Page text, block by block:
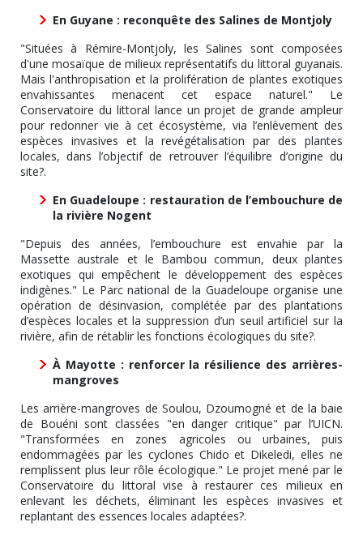
En Guyane : reconquête des Salines de Montjoly
"Situées à Rémire-Montjoly, les Salines sont composées
d'une mosaïque de milieux représentatifs du littoral guyanais.
Mais l'anthropisation et la prolifération de plantes exotiques
envahissantes menacent cet espace naturel." Le
Conservatoire du littoral lance un projet de grande ampleur
pour redonner vie à cet écosystème, via l’enlèvement des
espèces invasives et la revégétalisation par des plantes
locales, dans l’objectif de retrouver l’équilibre d’origine du
site?.
En Guadeloupe : restauration de l’embouchure de
la rivière Nogent
"Depuis des années, l’embouchure est envahie par la
Massette australe et le Bambou commun, deux plantes
exotiques qui empêchent le développement des espèces
indigènes." Le Parc national de la Guadeloupe organise une
opération de désinvasion, complétée par des plantations
d’espèces locales et la suppression d’un seuil artificiel sur la
rivière, afin de rétablir les fonctions écologiques du site?.
À Mayotte : renforcer la résilience des arrières-
mangroves
Les arrière-mangroves de Soulou, Dzoumogné et de la baie
de Bouéni sont classées "en danger critique" par l’UICN.
"Transformées en zones agricoles ou urbaines, puis
endommagées par les cyclones Chido et Dikeledi, elles ne
remplissent plus leur rôle écologique." Le projet mené par le
Conservatoire du littoral vise à restaurer ces milieux en
enlevant les déchets, éliminant les espèces invasives et
replantant des essences locales adaptées?.